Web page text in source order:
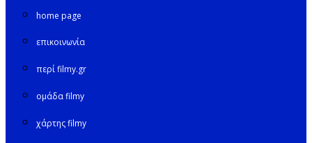
home page
επικοινωνία
περί filmy.gr
ομάδα filmy
χάρτης filmy